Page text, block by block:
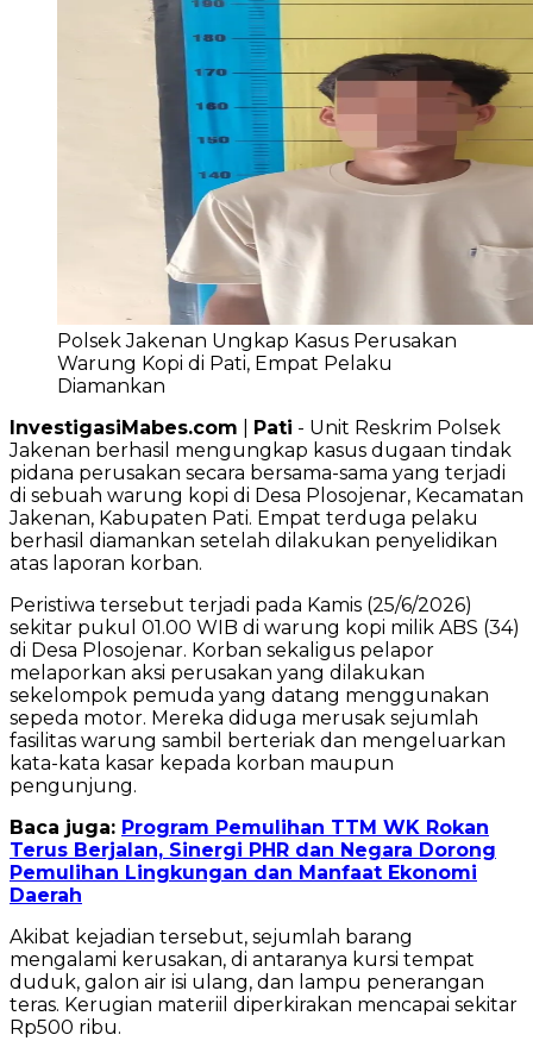
Polsek Jakenan Ungkap Kasus Perusakan
Warung Kopi di Pati, Empat Pelaku
Diamankan
InvestigasiMabes.com
Pati - Unit Reskrim Polsek
Jakenan berhasil mengungkap kasus dugaan tindak
pidana perusakan secara bersama-sama yang terjadi
di sebuah warung kopi di Desa Plosojenar, Kecamatan
Jakenan, Kabupaten Pati. Empat terduga pelaku
berhasil diamankan setelah dilakukan penyelidikan
atas laporan korban.
Peristiwa tersebut terjadi pada Kamis (25/6/2026)
sekitar pukul 01.00 WIB di warung kopi milik ABS (34)
di Desa Plosojenar. Korban sekaligus pelapor
melaporkan aksi perusakan yang dilakukan
sekelompok pemuda yang datang menggunakan
sepeda motor. Mereka diduga merusak sejumlah
fasilitas warung sambil berteriak dan mengeluarkan
kata-kata kasar kepada korban maupun
pengunjung.
Baca juga: Program Pemulihan TTM WK Rokan
Terus Berjalan, Sinergi PHR dan Negara Dorong
Pemulihan Lingkungan dan Manfaat Ekonomi
Daerah
Akibat kejadian tersebut, sejumlah barang
mengalami kerusakan, di antaranya kursi tempat
duduk, galon air isi ulang, dan lampu penerangan
teras. Kerugian materiil diperkirakan mencapai sekitar
Rp500 ribu.